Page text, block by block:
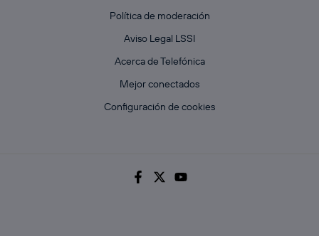
Política de moderación
Aviso Legal LSSI
Acerca de Telefónica
Mejor conectados
Configuración de cookies